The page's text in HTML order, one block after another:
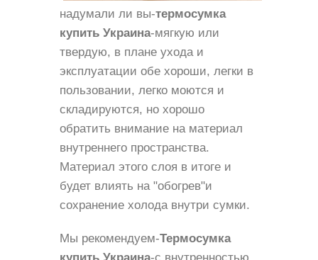
надумали ли вы-термосумка
купить Украина-мягкую или
твердую, в плане ухода и
эксплуатации обе хороши, легки в
пользовании, легко моются и
складируются, но хорошо
обратить внимание на материал
внутреннего пространства.
Материал этого слоя в итоге и
будет влиять на "обогрев"и
сохранение холода внутри сумки.
Мы рекомендуем-Термосумка
купить Украина-с внутренностью